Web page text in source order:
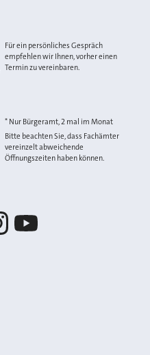
Für ein persönliches Gespräch
empfehlen wir Ihnen, vorher einen
Termin zu vereinbaren.
* Nur Bürgeramt, 2 mal im Monat
Bitte beachten Sie, dass Fachämter
vereinzelt abweichende
Öffnungszeiten haben können.